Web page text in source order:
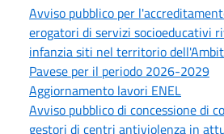
Avviso pubblico per
erogatori di servizi socioeducativi
infanzia siti nel territorio
Pavese per il periodo 2026-2029
Aggiornamento lavori ENEL
Avviso pubblico di concessione di
gestori di centri antiviolenza in